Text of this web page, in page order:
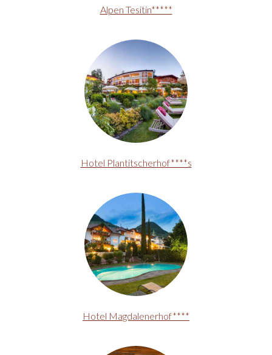
Alpen Tesitin*****
Hotel Plantitscherhof****s
Hotel Magdalenerhof****